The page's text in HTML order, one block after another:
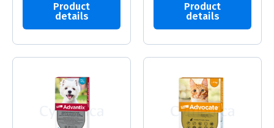
Product
details
Product
details